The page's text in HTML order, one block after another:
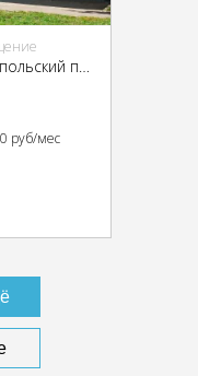
ЮЗАО, г Москва, Севастопольский пр-т, 18А
руб/мес